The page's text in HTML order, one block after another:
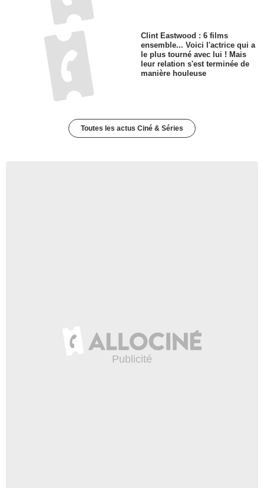
Clint Eastwood : 6 films
ensemble... Voici l'actrice qui a
le plus tourné avec lui ! Mais
leur relation s'est terminée de
manière houleuse
Toutes les actus Ciné & Séries